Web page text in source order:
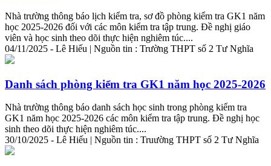
Nhà trường thông báo lịch kiểm tra, sơ đồ phòng kiểm tra GK1 năm
học 2025-2026 đối với các môn kiểm tra tập trung. Đề nghị giáo
viên và học sinh theo dõi thực hiện nghiêm túc....
04/11/2025 - Lê Hiếu | Nguồn tin : Trường THPT số 2 Tư Nghĩa
Danh sách phòng kiểm tra GK1 năm học 2025-2026
Nhà trường thông báo danh sách học sinh trong phòng kiểm tra
GK1 năm học 2025-2026 các môn kiểm tra tập trung. Đề nghị học
sinh theo dõi thực hiện nghiêm túc....
30/10/2025 - Lê Hiếu | Nguồn tin : Truường THPT số 2 Tư Nghĩa